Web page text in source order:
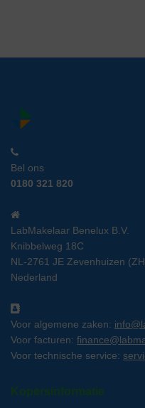
Bel ons
0180 321 820
LabMakelaar Benelux B.V.
Knibbelweg 18C
NL-2761 JE Zevenhuizen
Nederland
Voor algemene zaken:
Voor facturen:
Voor technische service:
Kopersinformatie